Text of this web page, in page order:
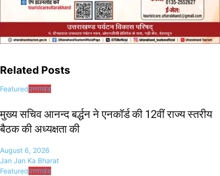
Related Posts
Featuredउत्तराखंड
मुख्य सचिव आनन्द बर्द्धन ने एनकॉर्ड की 12वीं राज्य स्तरीय
बैठक की अध्यक्षता की
August 6, 2026
Jan Jan Ka Bharat
Featuredउत्तराखंड